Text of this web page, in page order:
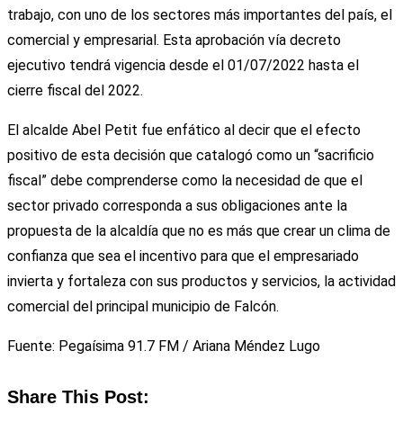
trabajo, con uno de los sectores más importantes del país, el
comercial y empresarial. Esta aprobación vía decreto
ejecutivo tendrá vigencia desde el 01/07/2022 hasta el
cierre fiscal del 2022.
El alcalde Abel Petit fue enfático al decir que el efecto
positivo de esta decisión que catalogó como un “sacrificio
fiscal” debe comprenderse como la necesidad de que el
sector privado corresponda a sus obligaciones ante la
propuesta de la alcaldía que no es más que crear un clima de
confianza que sea el incentivo para que el empresariado
invierta y fortaleza con sus productos y servicios, la actividad
comercial del principal municipio de Falcón.
Fuente: Pegaísima 91.7 FM / Ariana Méndez Lugo
Share This Post: